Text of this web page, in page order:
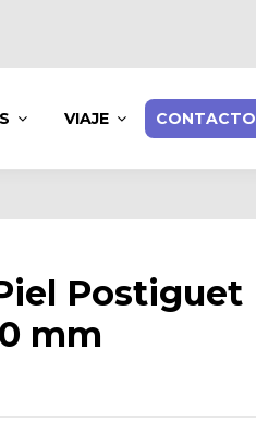
VIAJE CONTACTO
Postiguet
mm